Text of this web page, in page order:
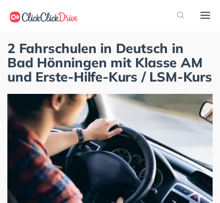
2 Fahrschulen in Deutsch in
Bad Hönningen mit Klasse AM
und Erste-Hilfe-Kurs / LSM-Kurs